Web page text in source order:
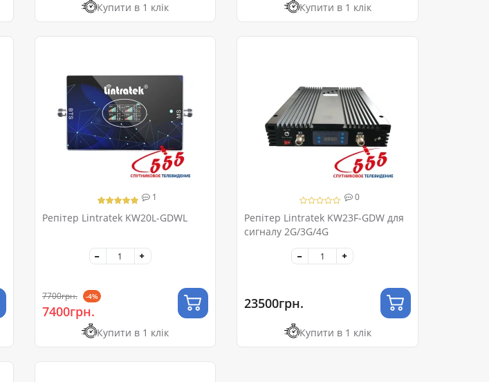
Купити в 1 клік Купити в 1 клік
1
Репітер Lintratek KW20L-GDWL
7700грн. -4%
7400грн.
Купити в 1 клік
0
Репітер Lintratek KW23F-GDW для
сигналу 2G/3G/4G
23500грн.
Купити в 1 клік